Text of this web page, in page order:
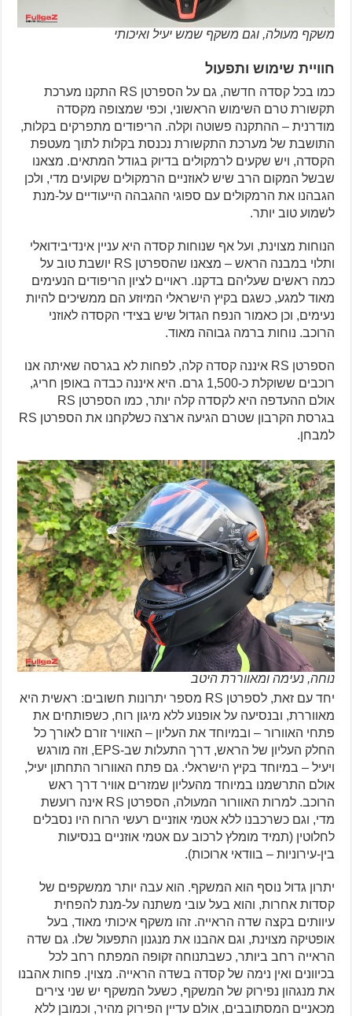
משקף מעולה, וגם משקף שמש יעיל ואיכותי
חוויית שימוש ותפעול
כמו בכל קסדה חדשה, גם על הספרטן RS התקנו מערכת
תקשורת טרם השימוש הראשוני, וכפי שמצופה מקסדה
מודרנית – ההתקנה פשוטה וקלה. הריפודים מתפרקים בקלות,
התושבת של מערכת התקשורת נכנסת בקלות לתוך מעטפת
הקסדה, ויש שקעים לרמקולים בדיוק בגודל המתאים. מצאנו
שבשל המקום הרב שיש לאוזניים הרמקולים שקועים מדי, ולכן
הגבהנו את הרמקולים עם ספוגי ההגבהה הייעודיים על-מנת
לשמוע טוב יותר.
הנוחות מצוינת, ועל אף שנוחות קסדה היא עניין אינדיבידואלי
ותלוי במבנה הראש – מצאנו שהספרטן RS יושבת טוב על
כמה ראשים שעליהם בדקנו. ראויים לציון הריפודים הנעימים
מאוד למגע, כשגם בקיץ הישראלי המיוזע הם ממשיכים להיות
נעימים, וכן כאמור הנפח הגדול שיש בצידי הקסדה לאוזני
הרוכב. נוחות ברמה גבוהה מאוד.
הספרטן RS איננה קסדה קלה, לפחות לא בגרסה שאיתה אנו
רוכבים ששוקלת כ-1,500 גרם. היא איננה כבדה באופן חריג,
אולם ההעדפה היא לקסדה קלה יותר, כמו הספרטן RS
בגרסת הקרבון שטרם הגיעה ארצה כשלקחנו את הספרטן RS
למבחן.
נוחה, נעימה ומאווררת היטב
יחד עם זאת, לספרטן RS מספר יתרונות חשובים: ראשית היא
מאווררת, ובנסיעה על אופנוע ללא מיגון רוח, כשפותחים את
פתחי האוורור – ובמיוחד את העליון – האוויר זורם לאורך כל
החלק העליון של הראש, דרך התעלות שב-EPS, וזה מורגש
ויעיל – במיוחד בקיץ הישראלי. גם פתח האוורור התחתון יעיל,
אולם התרשמנו במיוחד מהעליון שמזרים אוויר דרך ראש
הרוכב. למרות האוורור המעולה, הספרטן RS אינה רועשת
מדי, וגם כשרכבנו ללא אטמי אוזניים רעשי הרוח היו נסבלים
לחלוטין (תמיד מומלץ לרכוב עם אטמי אוזניים בנסיעות
בין-עירוניות – בוודאי ארוכות).
יתרון גדול נוסף הוא המשקף. הוא עבה יותר ממשקפים של
קסדות אחרות, והוא בעל עובי משתנה על-מנת להפחית
עיוותים בקצה שדה הראייה. זהו משקף איכותי מאוד, בעל
אופטיקה מצוינת, וגם אהבנו את מנגנון התפעול שלו. גם שדה
הראייה רחב ביותר, כשבתנוחה זקופה המפתח רחב לכל
בכיוונים ואין נימה של קסדה בשדה הראייה. מצוין. פחות אהבנו
את מנגהון נפירוק של המשקף, כשעל המשקף יש שני צירים
מכאניים המסתובבים, אולם עדיין הפירוק מהיר, וכמובן ללא